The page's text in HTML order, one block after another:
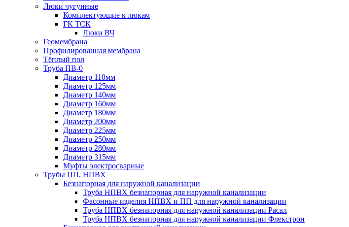
Люки чугунные
Комплектующие к люкам
ГК ТСК
Люки ВЧ
Геомембрана
Профилированная мембрана
Тёплый пол
Труба ПВ-0
Диаметр 110мм
Диаметр 125мм
Диаметр 140мм
Диаметр 160мм
Диаметр 180мм
Диаметр 200мм
Диаметр 225мм
Диаметр 250мм
Диаметр 280мм
Диаметр 315мм
Муфты электросварные
Трубы ПП, НПВХ
Безнапорная для наружной канализации
Труба НПВХ безнапорная для наружной канализации
Фасонные изделия НПВХ и ПП для наружной канализации
Труба НПВХ безнапорная для наружной канализации Расал
Труба НПВХ безнапорная для наружной канализации Флекстрон